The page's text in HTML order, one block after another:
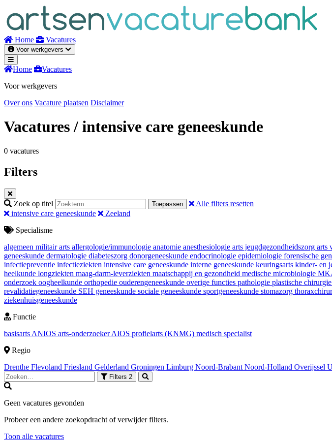
inhoud
Home Vacatures
Voor werkgevers
Home
Vacatures
Voor werkgevers
Over ons Vacature plaatsen Disclaimer
Vacatures/ intensive care geneeskunde
0 vacatures
Filters
Zoek op titel Toepassen
Alle filters resetten
intensive care geneeskunde
Zeeland
Specialisme
algemeen militair arts allergologie/immunologie anatomie anesthesiologie arts jeugdgezondheidszorg arts
geneeskunde dermatologie diabeteszorg donorgeneeskunde endocrinologie epidemiologie forensische
infectiepreventie infectieziekten intensive care geneeskunde interne geneeskunde keuringsarts kinder- en
heelkunde longziekten maag-darm-leverziekten maatschappij en gezondheid medische microbiologie
onderzoek oogheelkunde orthopedie ouderengeneeskunde overige functies pathologie plastische chirurgie
revalidatiegeneeskunde SEH geneeskunde sociale geneeskunde sportgeneeskunde stomazorg
ziekenhuisgeneeskunde
Functie
basisarts ANIOS arts-onderzoekerAIOS profielarts (KNMG) medisch specialist
Regio
Drenthe Flevoland Friesland Gelderland Groningen Limburg Noord-Brabant Noord-Holland Overijssel
Filters 2
Geen vacatures gevonden
Probeer een andere zoekopdracht of verwijder filters.
Toon alle vacatures